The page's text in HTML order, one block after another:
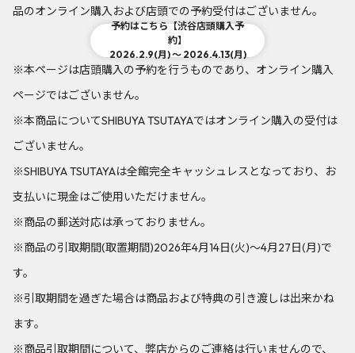
品のオンライン購入および店頭での予約受付はございません。
予約はこちら【渋谷店頭購入予
約】
2026.2.9(月) ～ 2026.4.13(月)
※本ページは店頭購入の予約を行うものであり、オンライン購入
ページではございません。
※本商品についてSHIBUYA TSUTAYAではオンライン購入の受付は
ございません。
※SHIBUYA TSUTAYAは全館完全キャッシュレスとなっており、お
支払いに現金はご使用いただけません。
※商品の郵送対応は承っておりません。
※商品の引取期間(取置期間)2026年4月14日(火)～4月27日(月)で
す。
※引取期間を過ぎた場合は商品および特典の引き渡しは出来かね
ます。
※商品引取期間について、弊店からのご連絡は行いませんので、